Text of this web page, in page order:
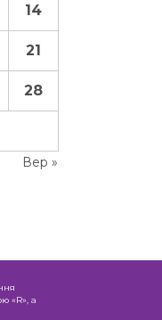
Вер »
14
21
28
«R», а